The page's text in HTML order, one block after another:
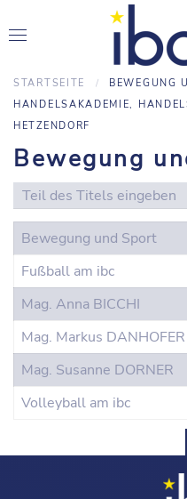
STARTSEITE
BEWEGUNG
HANDELSAKADEMIE,
HETZENDORF
Bewegung
Teil des Titels eingeben
Bewegung und Sport
Fußball am ibc
Mag. Anna BICCHI
Mag. Markus DANHOFER
Mag. Susanne DORNER
Volleyball am ibc